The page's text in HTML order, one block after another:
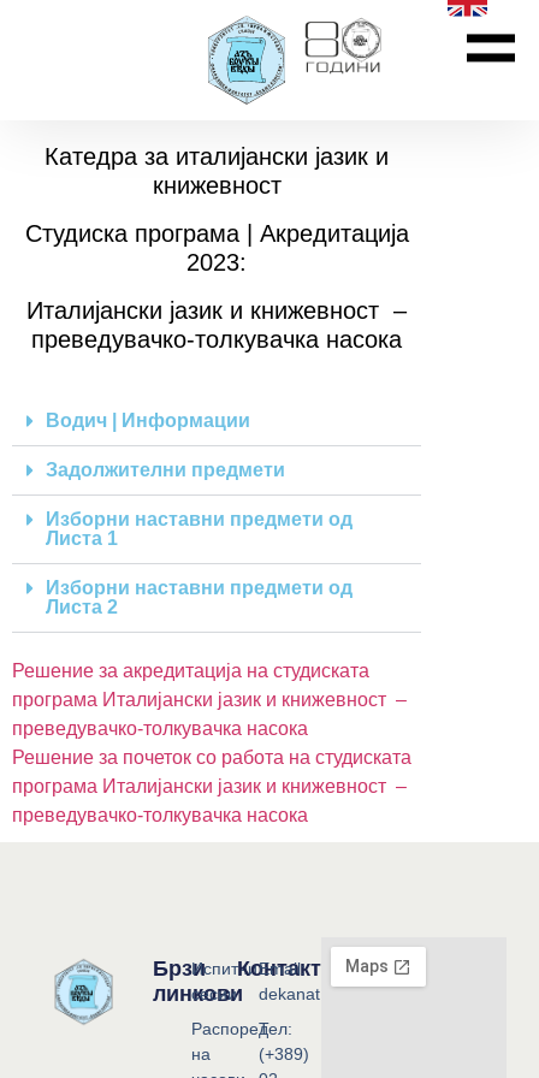
Катедра за италијански јазик и
книжевност
Студиска програма | Акредитација
2023:
Италијански јазик и книжевност –
преведувачко-толкувачка насока
Водич | Информации
Задолжителни предмети
Изборни наставни предмети од
Листа 1
Изборни наставни предмети од
Листа 2
Решение за акредитација на студиската
програма Италијански јазик и книжевност –
преведувачко-толкувачка насока
Решение за почеток со работа на студиската
програма Италијански јазик и книжевност –
преведувачко-толкувачка насока
Брзи
линкови
Испитни
сесии
Распоред
на
Контакт
Email:
dekanat@flf.ukim.edu.mk
Тел:
(+389)